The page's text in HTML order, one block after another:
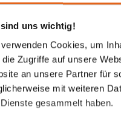
uns wichtig!
Cookies, um
die Zugriffe auf unsere
an unsere Partner für
mit weiteren
gesammelt haben.
folgte der Festakt
Bei jedem Einzelnen
wurde dabei
Ruhestand
ein gern gesehener
Festabend durch
Hans Drechsler ließ